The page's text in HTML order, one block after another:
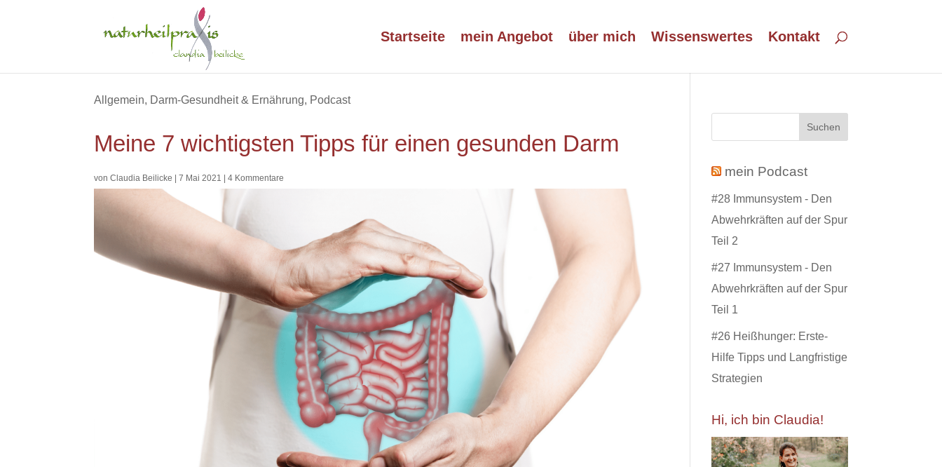
Startseite mein Angebot über mich Wissenswertes Kontakt
Allgemein, Darm-Gesundheit & Ernährung, Podcast
Meine 7 wichtigsten Tipps für einen gesunden Darm
vonClaudia Beilicke |7 Mai 2021 |4 Kommentare mein Podcast
#28 Immunsystem - Den
Abwehrkräften auf der Spur
Teil 2
#27 Immunsystem - Den
Abwehrkräften auf der Spur
Teil 1
#26 Heißhunger: Erste-
Hilfe Tipps und Langfristige
Strategien
Hi, ich bin Claudia!